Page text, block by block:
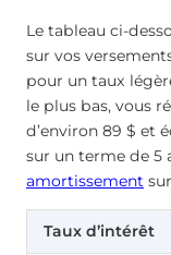
Le tableau ci-
sur vos
pour un taux
le plus bas, vous
d’environ 89 $ et
sur un terme de 5
amortissement
Taux d’intérêt